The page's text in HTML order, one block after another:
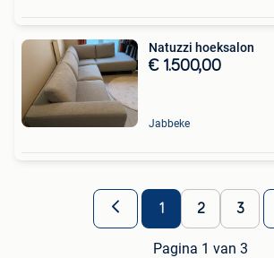
Natuzzi hoeksalon
€ 1.500,00
Jabbeke
1 2 3
Pagina 1 van 3